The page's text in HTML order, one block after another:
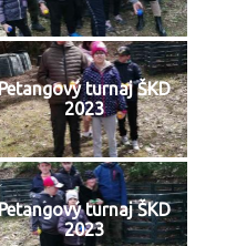
turnaj ŠKD
2023
turnaj ŠKD
2023